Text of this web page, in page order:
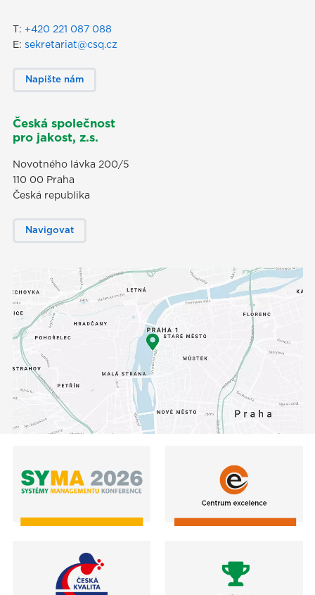
T: +420 221 087 088
E: sekretariat@csq.cz
Napište nám
Česká společnost
pro jakost, z.s.
Novotného lávka 200/5
110 00 Praha
Česká republika
Navigovat